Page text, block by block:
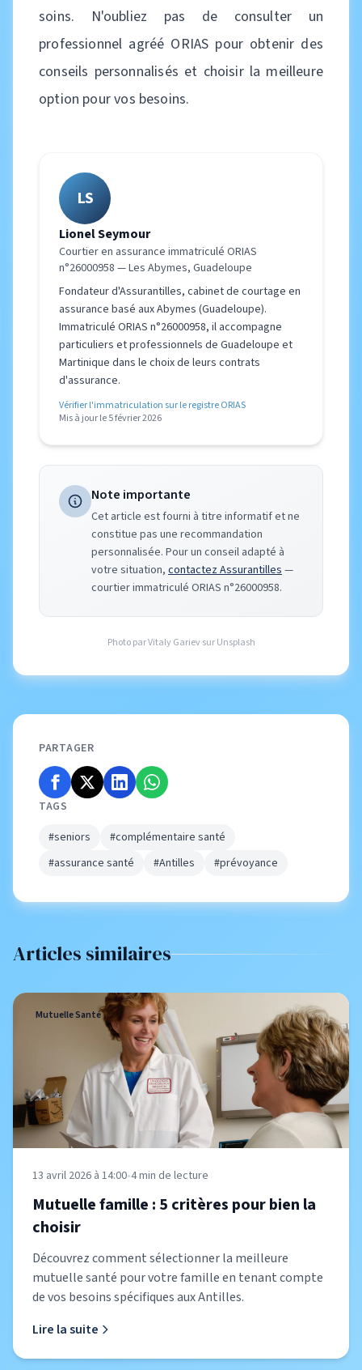
soins. N'oubliez pas de consulter un
professionnel agréé ORIAS pour obtenir des
conseils personnalisés et choisir la meilleure
option pour vos besoins.
LS
Lionel Seymour
Courtier en assurance immatriculé ORIAS
n°26000958 — Les Abymes, Guadeloupe
Fondateur d'Assurantilles, cabinet de courtage en
assurance basé aux Abymes (Guadeloupe).
Immatriculé ORIAS n°26000958, il accompagne
particuliers et professionnels de Guadeloupe et
Martinique dans le choix de leurs contrats
d'assurance.
Vérifier l'immatriculation sur le registre ORIAS
Mis à jour le 5 février 2026
Note importante
Cet article est fourni à titre informatif et ne
constitue pas une recommandation
personnalisée. Pour un conseil adapté à
votre situation, contactez Assurantilles—
courtier immatriculé ORIAS n°26000958.
Photo par Vitaly Gariev sur Unsplash
PARTAGER
TAGS
#seniors
#complémentaire santé
#assurance santé
#Antilles #prévoyance
Articles similaires
Mutuelle Santé
13 avril 2026 à 14:00•4min de lecture
Mutuelle famille : 5 critères pour bien la
choisir
Découvrez comment sélectionner la meilleure
mutuelle santé pour votre famille en tenant compte
de vos besoins spécifiques aux Antilles.
Lire la suite